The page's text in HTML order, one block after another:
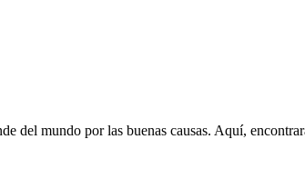
del mundo por las buenas causas. Aquí,